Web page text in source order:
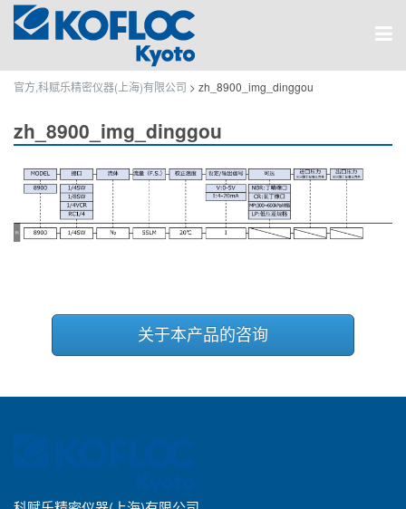
官方,科赋乐精密仪器(上海)有限公司 > zh_8900_img_dinggou
zh_8900_img_dinggou
关于本产品的咨询